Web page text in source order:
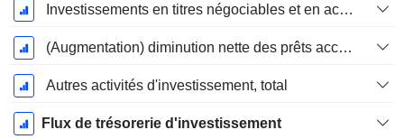
Investissements en titres négociables et en actions, total
(Augmentation) diminution nette des prêts accordés / vendus - Investissements
Autres activités d'investissement, total
Flux de trésorerie d'investissement